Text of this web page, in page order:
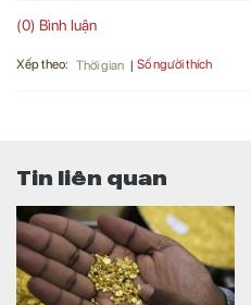
(0) Bình luận
Xếp theo: Thời gian Số người thích
Tin liên quan